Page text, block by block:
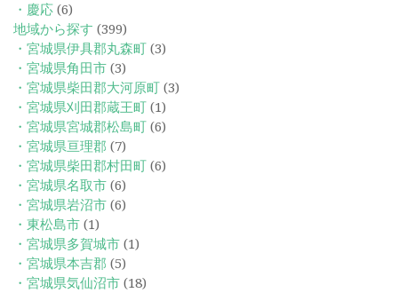
・慶応 (6)
地域から探す (399)
・宮城県伊具郡丸森町 (3)
・宮城県角田市 (3)
・宮城県柴田郡大河原町 (3)
・宮城県刈田郡蔵王町 (1)
・宮城県宮城郡松島町 (6)
・宮城県亘理郡 (7)
・宮城県柴田郡村田町 (6)
・宮城県名取市 (6)
・宮城県岩沼市 (6)
・東松島市 (1)
・宮城県多賀城市 (1)
・宮城県本吉郡 (5)
・宮城県気仙沼市 (18)